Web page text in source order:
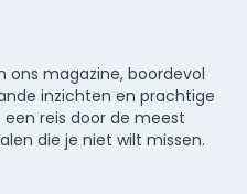
ons magazine, boordevol
inzichten en prachtige
reis door de meest
die je niet wilt missen.